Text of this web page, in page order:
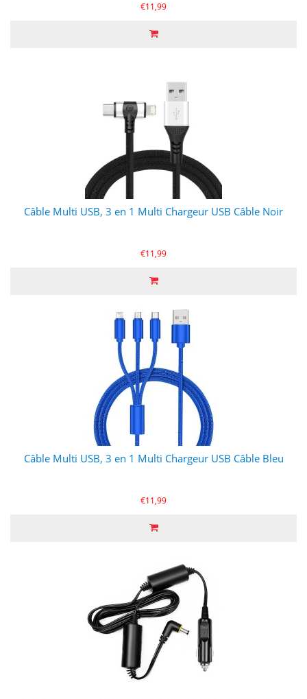
€11,99
Câble Multi USB, 3 en 1 Multi Chargeur USB Câble Noir
€11,99
Câble Multi USB, 3 en 1 Multi Chargeur USB Câble Bleu
€11,99